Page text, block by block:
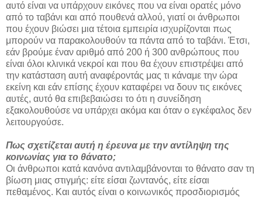
αυτό είναι να υπάρχουν εικόνες που να είναι ορατές μόνο
από το ταβάνι και από πουθενά αλλού, γιατί οι άνθρωποι
που έχουν βιώσει μια τέτοια εμπειρία ισχυρίζονται πως
μπορούν να παρακολουθούν τα πάντα από το ταβάνι. Έτσι,
εάν βρούμε έναν αριθμό από 200 ή 300 ανθρώπους που
είναι όλοι κλινικά νεκροί και που θα έχουν επιστρέψει από
την κατάσταση αυτή αναφέροντάς μας τι κάναμε την ώρα
εκείνη και εάν επίσης έχουν καταφέρει να δουν τις εικόνες
αυτές, αυτό θα επιβεβαιώσει το ότι η συνείδηση
εξακολουθούσε να υπάρχει ακόμα και όταν ο εγκέφαλος δεν
λειτουργούσε.
Πως σχετίζεται αυτή η έρευνα με την αντίληψη της
κοινωνίας για το θάνατο;
Οι άνθρωποι κατά κανόνα αντιλαμβάνονται το θάνατο σαν τη
βίωση μιας στιγμής: είτε είσαι ζωντανός, είτε είσαι
πεθαμένος. Και αυτός είναι ο κοινωνικός προσδιορισμός